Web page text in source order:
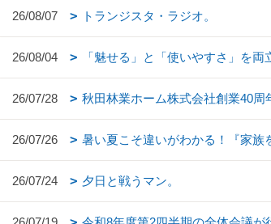
26/08/07 トランジスタ・ラジオ。
26/08/04 「魅せる」と「使いやすさ」を
26/07/28 秋田林業ホーム株式会社創業40周
26/07/26 暑い夏こそ違いがわかる！『家族
26/07/24 夕日と戦うマン。